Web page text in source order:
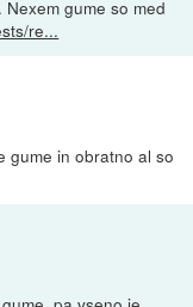
gume so med
re...
gume in obratno al so